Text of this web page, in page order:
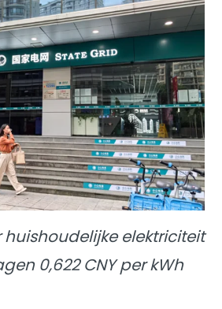
huishoudelijke elektriciteit
0,622 CNY per kWh